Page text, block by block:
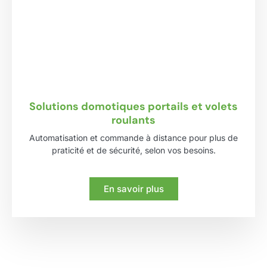
Solutions domotiques portails et volets
roulants
Automatisation et commande à distance pour plus de
praticité et de sécurité, selon vos besoins.
En savoir plus